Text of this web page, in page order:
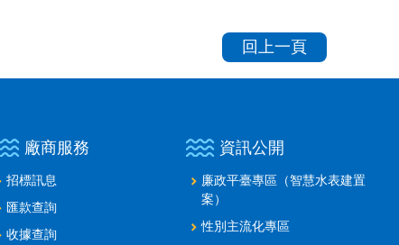
回上一頁
廠商服務
招標訊息
匯款查詢
收據查詢
資訊公開
廉政平臺專區（智慧水表建置
案）
性別主流化專區